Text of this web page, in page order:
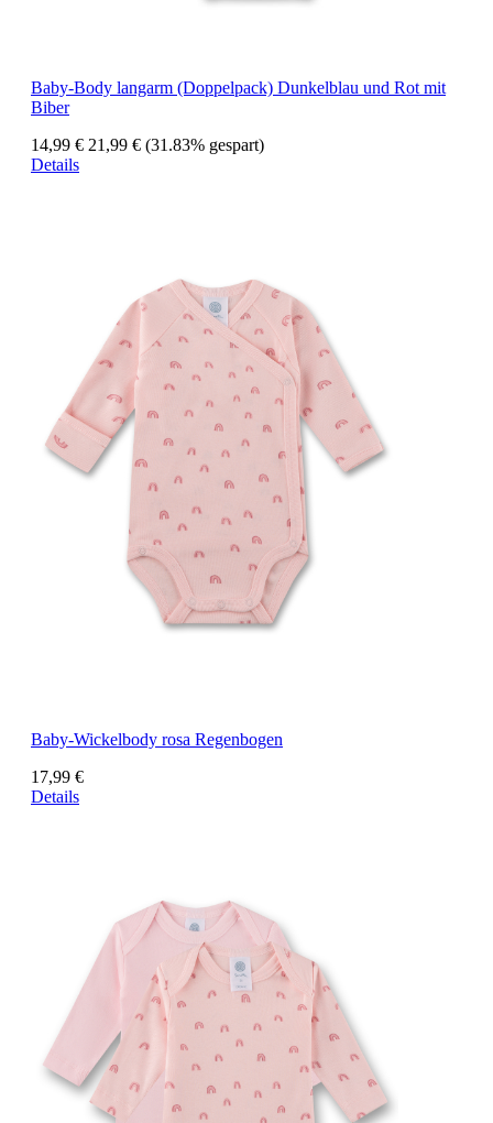
Baby-Body langarm (Doppelpack) Dunkelblau und Rot mit
Biber
14,99 € 21,99 € (31.83% gespart)
Details
Baby-Wickelbody rosa Regenbogen
17,99 €
Details